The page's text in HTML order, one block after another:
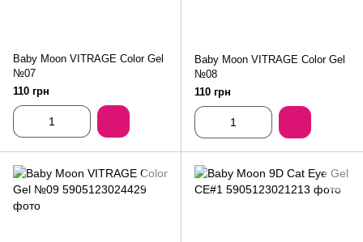
Baby Moon VITRAGE Color Gel
№07
110 грн
Baby Moon VITRAGE Color Gel
№08
110 грн